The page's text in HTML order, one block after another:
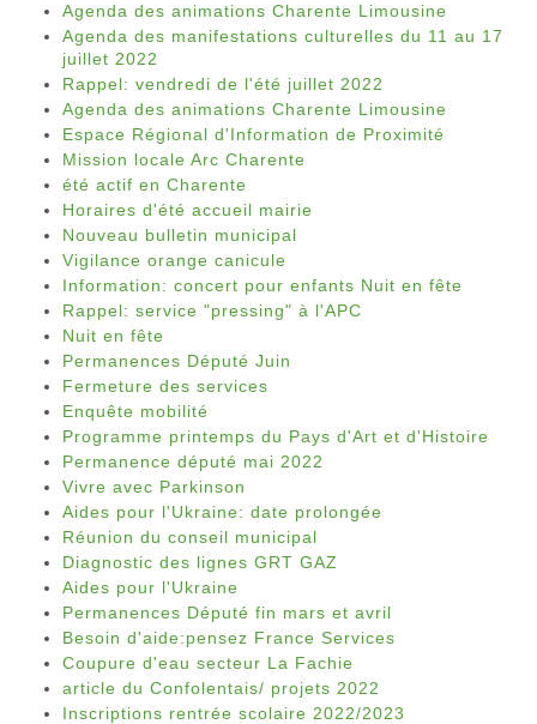
Agenda des animations Charente Limousine
Agenda des manifestations culturelles du 11 au 17
juillet 2022
Rappel: vendredi de l'été juillet 2022
Agenda des animations Charente Limousine
Espace Régional d'Information de Proximité
Mission locale Arc Charente
été actif en Charente
Horaires d'été accueil mairie
Nouveau bulletin municipal
Vigilance orange canicule
Information: concert pour enfants Nuit en fête
Rappel: service "pressing" à l'APC
Nuit en fête
Permanences Député Juin
Fermeture des services
Enquête mobilité
Programme printemps du Pays d'Art et d'Histoire
Permanence député mai 2022
Vivre avec Parkinson
Aides pour l'Ukraine: date prolongée
Réunion du conseil municipal
Diagnostic des lignes GRT GAZ
Aides pour l'Ukraine
Permanences Député fin mars et avril
Besoin d'aide:pensez France Services
Coupure d'eau secteur La Fachie
article du Confolentais/ projets 2022
Inscriptions rentrée scolaire 2022/2023